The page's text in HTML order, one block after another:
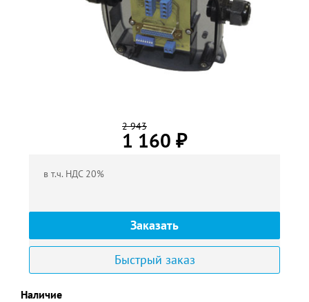
2 943
1 160 ₽
в т.ч. НДС 20%
Заказать
Быстрый заказ
Наличие